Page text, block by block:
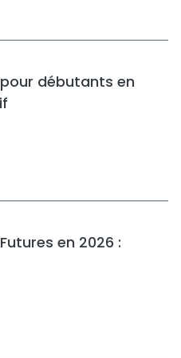
débutants en
en 2026 :